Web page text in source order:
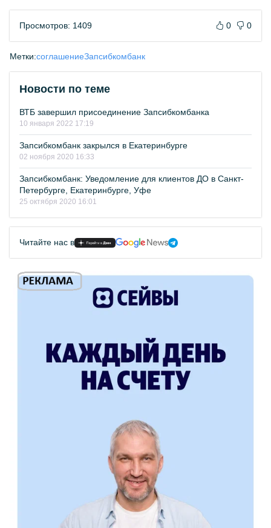
Просмотров: 1409 0 0
Метки:соглашениеЗапсибкомбанк
Новости по теме
ВТБ завершил присоединение Запсибкомбанка
10 января 2022 17:19
Запсибкомбанк закрылся в Екатеринбурге
02 ноября 2020 16:33
Запсибкомбанк: Уведомление для клиентов ДО в Санкт-
Петербурге, Екатеринбурге, Уфе
25 октября 2020 16:01
Читайте нас в